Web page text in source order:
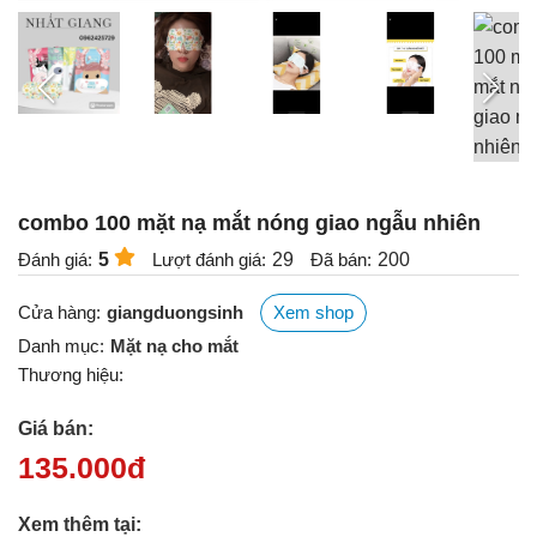
combo 100 mặt nạ mắt nóng giao ngẫu nhiên
Đánh giá: 5 Lượt đánh giá: 29 Đã bán: 200
Cửa hàng: giangduongsinh
Xem shop
Danh mục: Mặt nạ cho mắt
Thương hiệu:
Giá bán:
135.000đ
Xem thêm tại: